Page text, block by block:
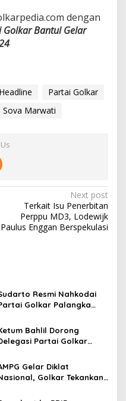
dengan
Golkar Bantul Gelar
Headline
Partai Golkar
Sova Marwati
Next post
Terkait Isu Penerbitan
Perppu MD3, Lodewijk
Paulus Enggan Berspekulasi
Resmi Nahkodai
Golkar Palangka
Solid dan
Rakyat
Bahlil Dorong
Partai Golkar
Ngabalin Belajar Hilirisasi
Industrialisasi dari
Gelar Diklat
Golkar Tekankan
Zaman